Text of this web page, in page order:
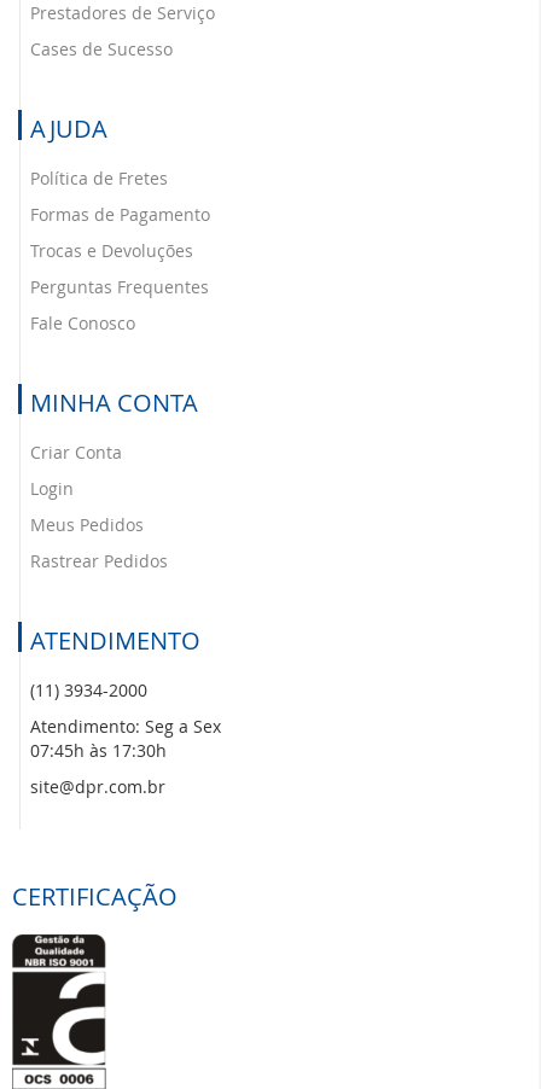
Prestadores de Serviço
Cases de Sucesso
AJUDA
Política de Fretes
Formas de Pagamento
Trocas e Devoluções
Perguntas Frequentes
Fale Conosco
MINHA CONTA
Criar Conta
Login
Meus Pedidos
Rastrear Pedidos
ATENDIMENTO
(11) 3934-2000
Atendimento: Seg a Sex
07:45h às 17:30h
site@dpr.com.br
CERTIFICAÇÃO